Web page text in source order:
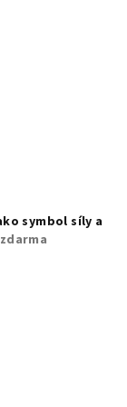
symbol síly a